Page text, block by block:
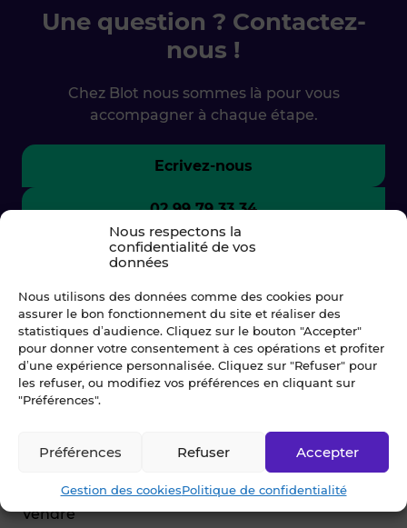
Nous respectons la
confidentialité de vos
données
Nous utilisons des données comme des cookies pour
assurer le bon fonctionnement du site et réaliser des
statistiques d’audience. Cliquez sur le bouton "Accepter"
pour donner votre consentement à ces opérations et profiter
d’une expérience personnalisée. Cliquez sur "Refuser" pour
les refuser, ou modifiez vos préférences en cliquant sur
"Préférences".
Accepter
Refuser
Préférences
Gestion des cookiesPolitique de confidentialité
Une question ? Contactez-
nous !
Chez Blot nous sommes là pour vous
accompagner à chaque étape.
Ecrivez-nous
02 99 79 33 34
Vendre